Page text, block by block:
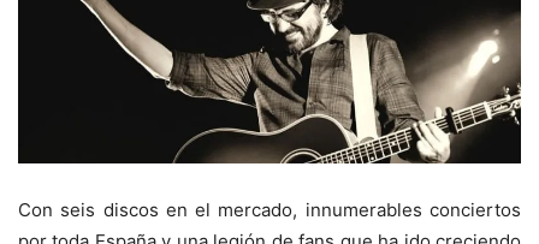
Con seis discos en el mercado, innumerables conciertos